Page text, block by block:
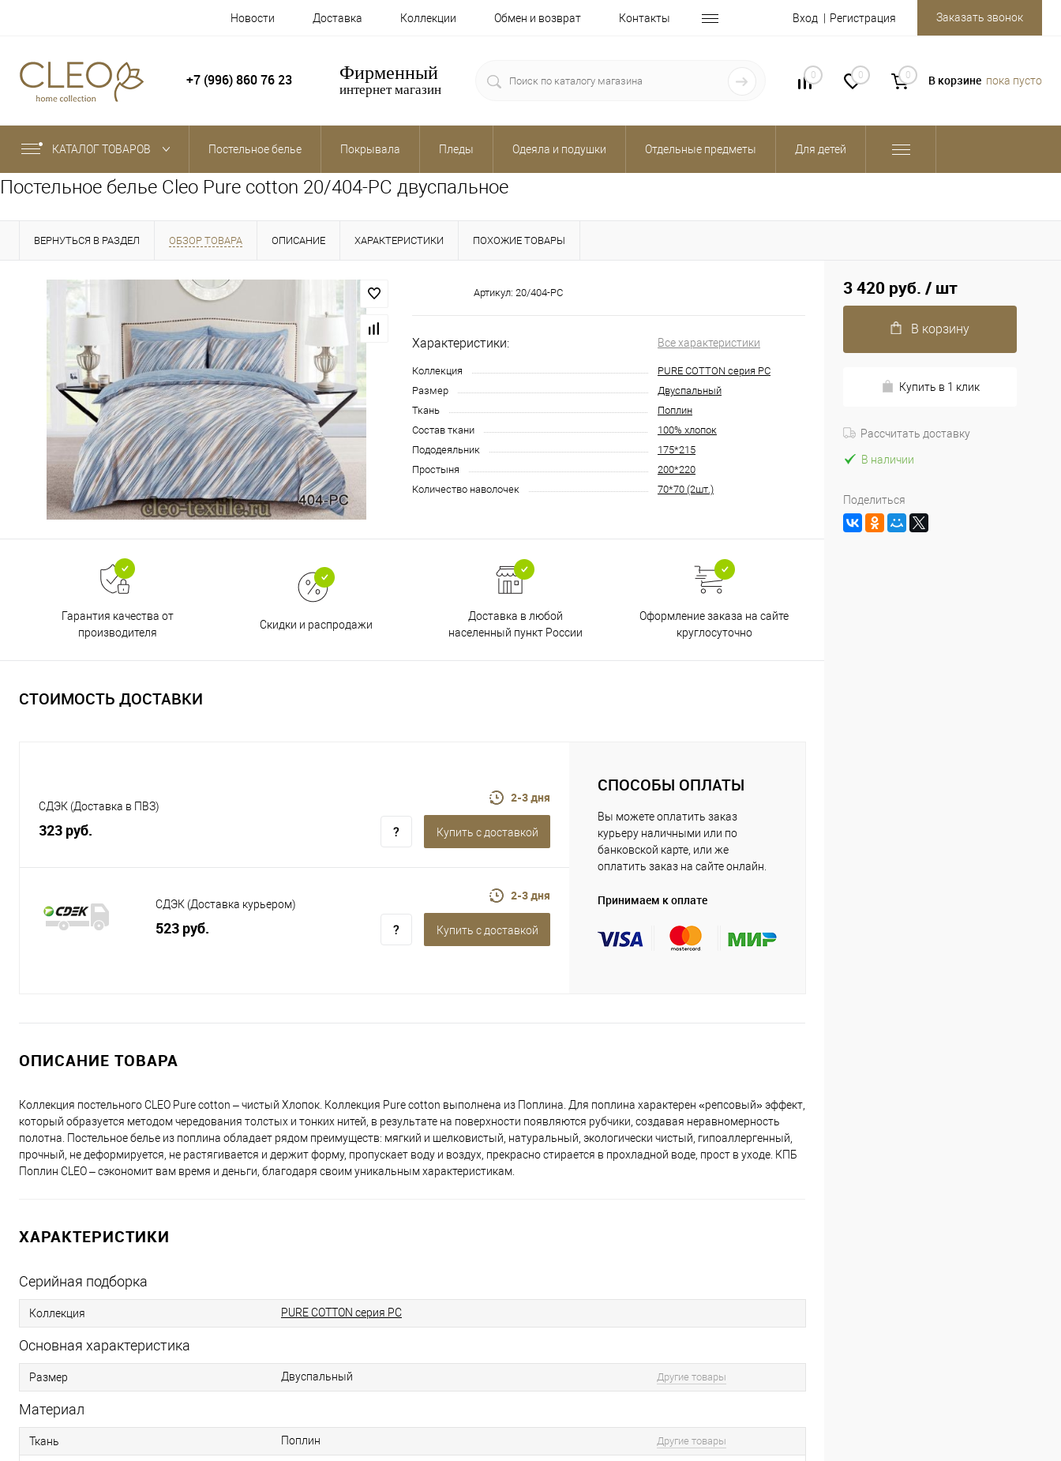
Новости Доставка Коллекции Обмен и возврат Контакты Вход Регистрация Заказать звонок
+7 (996) 860 76 23 Фирменный
интернет магазин
0 0 0 В корзине пока пусто
КАТАЛОГ ТОВАРОВ Постельное белье Покрывала Пледы Одеяла и подушки Отдельные предметы Для детей
Постельное белье Cleo Pure cotton 20/404-PC двуспальное
ВЕРНУТЬСЯ В РАЗДЕЛ ОБЗОР ТОВАРА ОПИСАНИЕ ХАРАКТЕРИСТИКИ ПОХОЖИЕ ТОВАРЫ
Артикул: 20/404-PC
Характеристики: Все характеристики
Коллекция
PURE COTTON серия PC
Размер
Двуспальный
Ткань
Поплин
Состав ткани
100% хлопок
Пододеяльник
175*215
Простыня
200*220
Количество наволочек
70*70 (2шт.)
Гарантия качества от
производителя
Скидки и распродажи
Доставка в любой
населенный пункт России
Оформление заказа на сайте
круглосуточно
СТОИМОСТЬ ДОСТАВКИ
СДЭК (Доставка в ПВЗ)
323 руб.
2-3 дня
Купить c доставкой
СДЭК (Доставка курьером)
523 руб.
2-3 дня
Купить c доставкой
СПОСОБЫ ОПЛАТЫ
Вы можете оплатить заказ
курьеру наличными или по
банковской карте, или же
оплатить заказ на сайте онлайн.
Принимаем к оплате
ОПИСАНИЕ ТОВАРА
Коллекция постельного CLEO Pure cotton – чистый Хлопок. Коллекция Pure cotton выполнена из Поплина. Для поплина характерен «репсовый» эффект,
который образуется методом чередования толстых и тонких нитей, в результате на поверхности появляются рубчики, создавая неравномерность
полотна. Постельное белье из поплина обладает рядом преимуществ: мягкий и шелковистый, натуральный, экологически чистый, гипоаллергенный,
прочный, не деформируется, не растягивается и держит форму, пропускает воду и воздух, прекрасно стирается в прохладной воде, прост в уходе. КПБ
Поплин CLEO – сэкономит вам время и деньги, благодаря своим уникальным характеристикам.
ХАРАКТЕРИСТИКИ
Серийная подборка
Коллекция PURE COTTON серия PC
Основная характеристика
Размер Двуспальный Другие товары
Материал
Ткань Поплин Другие товары
3 420 руб. / шт
В корзину
Купить в 1 клик
Рассчитать доставку
В наличии
Поделиться